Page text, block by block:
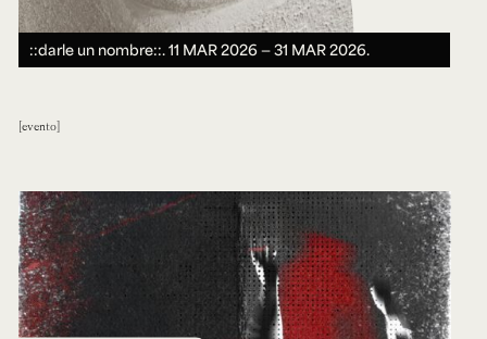
::darle un nombre::.11 MAR 2026 ― 31 MAR 2026.
evento